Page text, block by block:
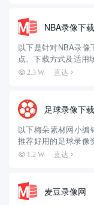
NBA录像下载
以下是针对NBA录
点、下载方式及适用
合规，适合
2.3 W 直达
足球录像下载
以下梅朵素材网小编
推荐好用的足球录像
年最新资源动态和平
1.2 W 直达
麦豆录像网